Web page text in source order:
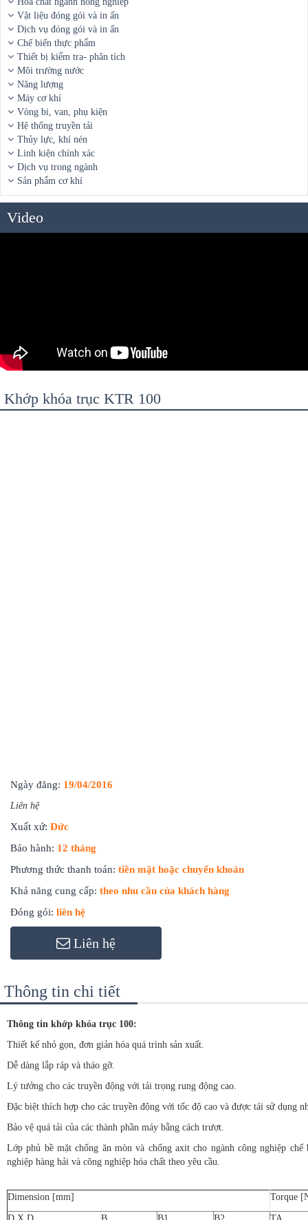
Vật liệu đóng gói và in ấn
Dịch vụ đóng gói và in ấn
Chế biến thực phẩm
Thiết bị kiểm tra- phân tích
Môi trường nước
Năng lượng
Máy cơ khí
Vòng bi, van, phụ kiện
Hệ thống truyền tải
Thủy lực, khí nén
Linh kiện chính xác
Dịch vụ trong ngành
Sản phẩm cơ khí
Video
Khớp khóa trục KTR 100
Ngày đăng: 19/04/2016
Liên hệ
Xuất xứ: Đức
Bảo hành: 12 tháng
Phương thức thanh toán: tiền mặt hoặc chuyển khoản
Khả năng cung cấp: theo nhu cầu của khách hàng
Đóng gói: liên hệ
Liên hệ
Thông tin chi tiết
Thông tin khớp khóa trục 100:
Thiết kế nhỏ gọn, đơn giản hóa quá trình sản xuất.
Dễ dàng lắp ráp và tháo gỡ.
Lý tưởng cho các truyền động với tải trọng rung động cao.
Đặc biệt thích hợp cho các truyền động với tốc độ cao và được tái sử dụng
Bảo vệ quá tải của các thành phần máy bằng cách trượt.
Lớp phủ bề mặt chống ăn mòn và chống axit cho ngành công nghiệp chế
nghiệp hàng hải và công nghiệp hóa chất theo yêu cầu.
Dimension [mm] Torque